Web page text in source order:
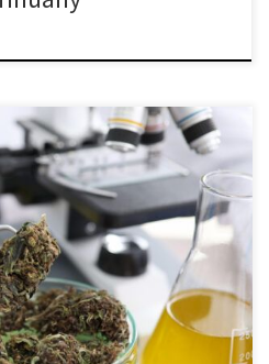
w uprawie marihuany. W
zewnętrzne zaczynają kwitnąć, a
najwyższych temperatur w roku,
po raz pierwszy pojawiają się w
szczególnie trudne do zwalczenia
które […]